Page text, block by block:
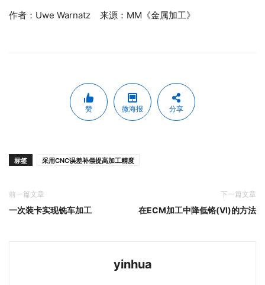
作者：Uwe Warnatz 来源：MM《金属加工》
赞 微海报 分享
标签 采用CNC误差补偿提高加工精度
前一篇文章
一次装卡实现铣车加工
下一篇文章
在ECM加工中降低铬(VI)的方法
yinhua